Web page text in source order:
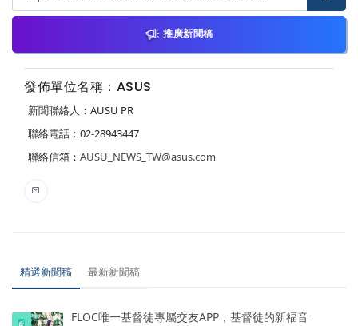
推廣新聞稿
發佈單位名稱：ASUS
新聞聯絡人：AUSU PR
聯絡電話：02-28943447
聯絡信箱： AUSU_NEWS_TW@asus.com
精選新聞稿 最新新聞稿
FLOC唯一基督徒專屬交友APP，基督徒的新福音